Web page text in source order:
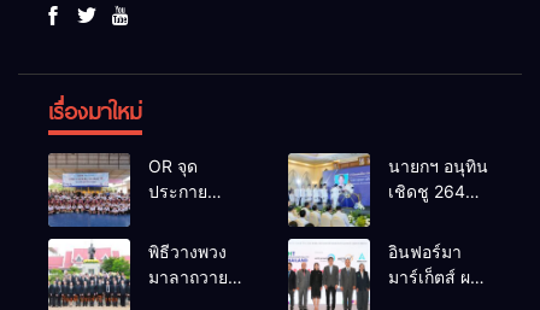
เรื่องมาใหม่
OR จุด
ประกาย
เยาวชน ผ่าน
นายกฯ อนุทิน
เชิดชู 264
บ้านยอดเยี่ยม
มอบแหนบ
พิธีวางพวง
มาลาถวาย
อินฟอร์มา
มาร์เก็ตส์ ผนึก